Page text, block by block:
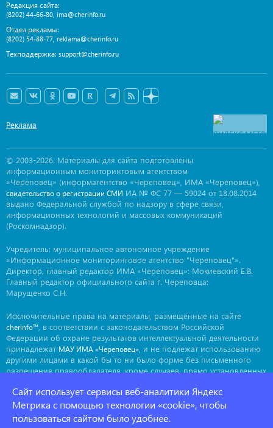
Редакция сайта:
(8202) 44-66-80, ima@cherinfo.ru
Отдел рекламы:
(8202) 54-88-77, reklama@cherinfo.ru
Техподдержка: support@cherinfo.ru
Реклама
© 2003-2026. Материалы для сайта подготовлены
информационным мониторинговым агентством
«Череповец» (информагентство «Череповец», ИМА «Череповец»),
свидетельство о регистрации СМИ ИА № ФС 77 — 59024 от 18.08.2014
выдано Федеральной службой по надзору в сфере связи,
информационных технологий и массовых коммуникаций
(Роскомнадзор).
Учредитель: муниципальное автономное учреждение
«Информационное мониторинговое агентство "Череповец"».
Директор, главный редактор ИМА «Череповец»: Мокиевский Е.В.
Главный редактор официального сайта г. Череповца:
Марущенко С.Н.
Исключительные права на материалы, размещённые на сайте
cherinfo™ , в соответствии с законодательством Российской
Федерации об охране результатов интеллектуальной деятельности
принадлежат МАУ ИМА «Череповец» , и не подлежат использованию
другими лицами в какой бы то ни было форме без письменного
разрешения правообладателя, кроме случаев, прямо установленных
ima@cherinfo.ru. Мнение авторов может не совпадать с мнением
редакции.
При использовании материалов сайтаcherinfo™
Сайт использует сервисы веб-аналитики Яндекс
Метрика с помощью технологии «cookie», чтобы
пользоваться сайтом было удобнее.